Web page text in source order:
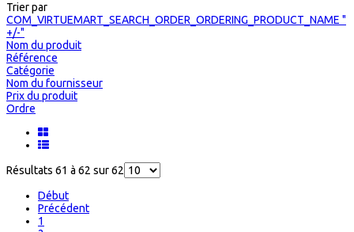
Trier par
COM_VIRTUEMART_SEARCH_ORDER_ORDERING_PRODUCT_NAME "
+/-"
Nom du produit
Référence
Catégorie
Nom du fournisseur
Prix du produit
Ordre
Résultats 61 à 62 sur 62
Début
Précédent
1